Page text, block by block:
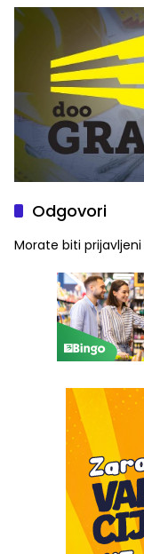
vidljive na njima
Odgovori
Morate biti prijavljeni